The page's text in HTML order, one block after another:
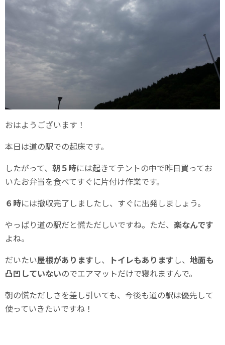
おはようございます！
本日は道の駅での起床です。
したがって、 朝５時には起きてテントの中で昨日買ってお
いたお弁当を食べてすぐに片付け作業です。
６時には撤収完了しましたし、すぐに出発しましょう。
やっぱり道の駅だと慌ただしいですね。ただ、 楽なんです
よね。
だいたい屋根があります し、 トイレもあります し、 地面も
凸凹していないのでエアマットだけで寝れますんで。
朝の慌ただしさを差し引いても、今後も道の駅は優先して
使っていきたいですね！